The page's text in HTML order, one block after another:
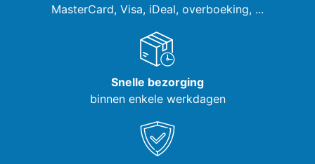
MasterCard, Visa, iDeal, overboeking, ...
Snelle bezorging
binnen enkele werkdagen